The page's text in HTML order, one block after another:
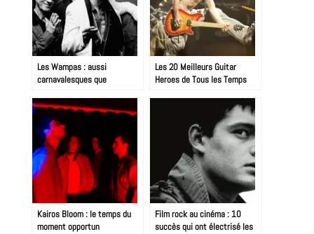
Les Wampas : aussi
carnavalesques que
Les 20 Meilleurs Guitar
Heroes de Tous les Temps
Kairos Bloom : le temps du
moment opportun
Film rock au cinéma : 10
succès qui ont électrisé les